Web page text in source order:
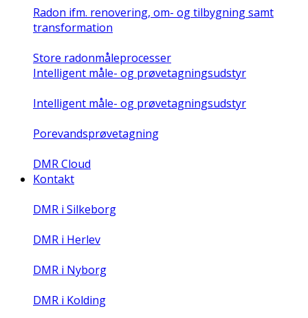
Radon ifm. renovering, om- og tilbygning samt
transformation
Store radonmåleprocesser
Intelligent måle- og prøvetagningsudstyr
Intelligent måle- og prøvetagningsudstyr
Porevandsprøvetagning
DMR Cloud
Kontakt
DMR i Silkeborg
DMR i Herlev
DMR i Nyborg
DMR i Kolding